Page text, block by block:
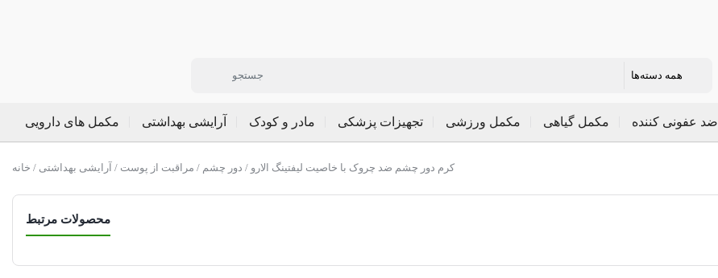
مکمل های دارویی آرایشی بهداشتی مادر و کودک تجهیزات پزشکی مکمل ورزشی مکمل گیاهی ضد عفونی کننده
خانه / آرایشی بهداشتی / مراقبت از پوست / دور چشم / کرم دور چشم ضد چروک با خاصیت لیفتینگ الارو
محصولات مرتبط